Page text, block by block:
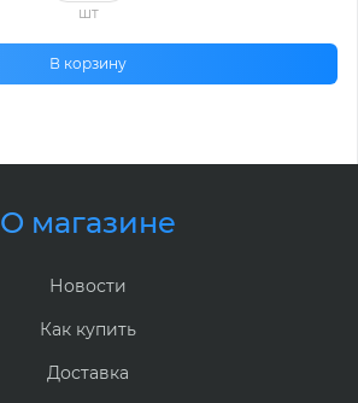
шт
В корзину
О магазине
Новости
Как купить
Доставка